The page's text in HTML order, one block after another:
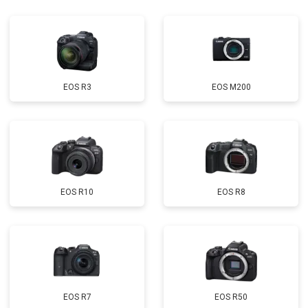
EOS R3 EOS M200
EOS R10 EOS R8
EOS R7 EOS R50